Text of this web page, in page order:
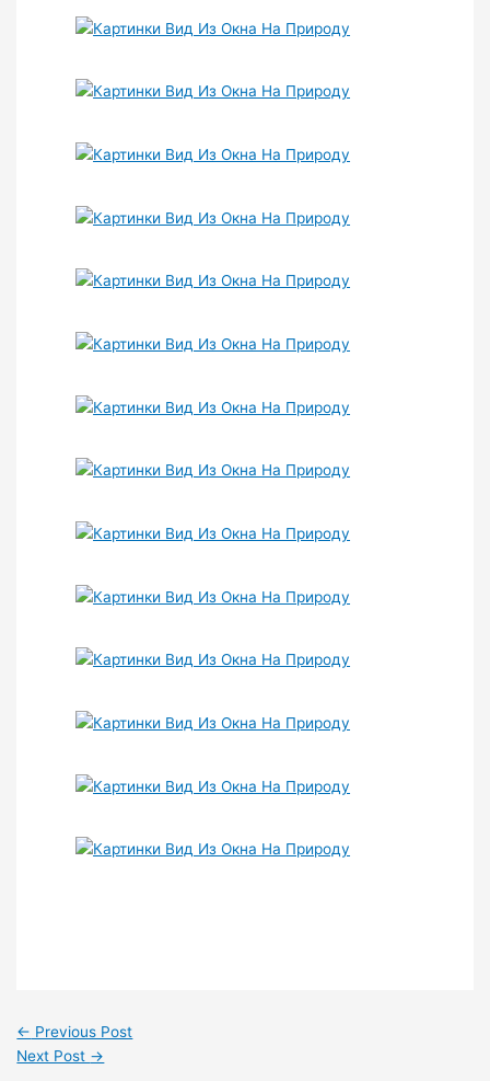
← Previous Post
Next Post →